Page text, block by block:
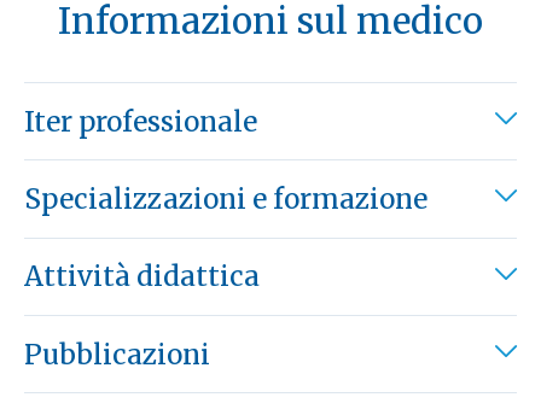
Informazioni sul medico
Iter professionale
Specializzazioni e formazione
Attività didattica
Pubblicazioni